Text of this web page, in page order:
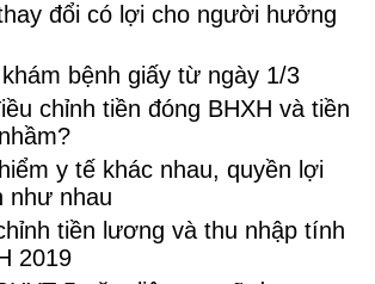
đổi có lợi cho người hưởng
bệnh giấy từ ngày 1/3
chỉnh tiền đóng BHXH và tiền
y tế khác nhau, quyền lợi
như nhau
tiền lương và thu nhập tính
2019